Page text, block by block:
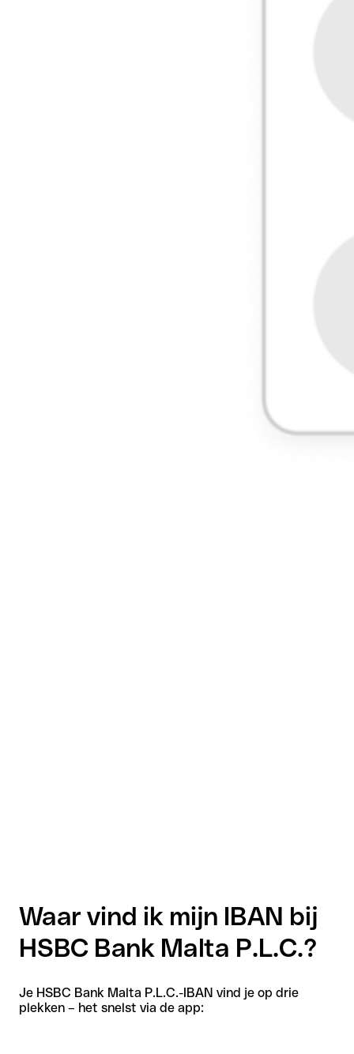
Waar vind ik mijn IBAN bij
HSBC Bank Malta P.L.C.?
Je HSBC Bank Malta P.L.C.-IBAN vind je op drie
plekken – het snelst via de app: